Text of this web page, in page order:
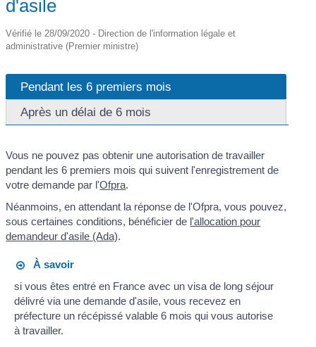
d'asile
Vérifié le 28/09/2020 - Direction de l'information légale et
administrative (Premier ministre)
Pendant les 6 premiers mois
Après un délai de 6 mois
Vous ne pouvez pas obtenir une autorisation de travailler
pendant les 6 premiers mois qui suivent l'enregistrement de
votre demande par l'Ofpra.
Néanmoins, en attendant la réponse de l'Ofpra, vous pouvez,
sous certaines conditions, bénéficier de l'allocation pour
demandeur d'asile (Ada).
À savoir
si vous êtes entré en France avec un visa de long séjour
délivré via une demande d'asile, vous recevez en
préfecture un récépissé valable 6 mois qui vous autorise
à travailler.